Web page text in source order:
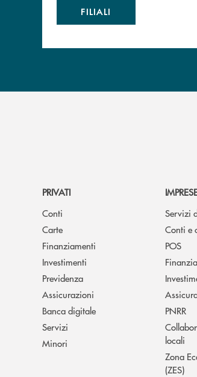
FILIALI
PRIVATI
Conti
Carte
Finanziamenti
Investimenti
Previdenza
Assicurazioni
Banca digitale
Servizi
Minori
Servizi
Conti e
POS
PNRR
locali
Zona
(ZES)